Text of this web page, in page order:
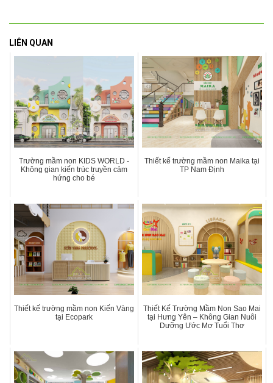
LIÊN QUAN
Trường mầm non KIDS WORLD -
Không gian kiến trúc truyền cảm
hứng cho bé
Thiết kế trường mầm non Maika tại
TP Nam Định
Thiết kế trường mầm non Kiến Vàng
tại Ecopark
Thiết Kế Trường Mầm Non Sao Mai
tại Hưng Yên – Không Gian Nuôi
Dưỡng Ước Mơ Tuổi Thơ